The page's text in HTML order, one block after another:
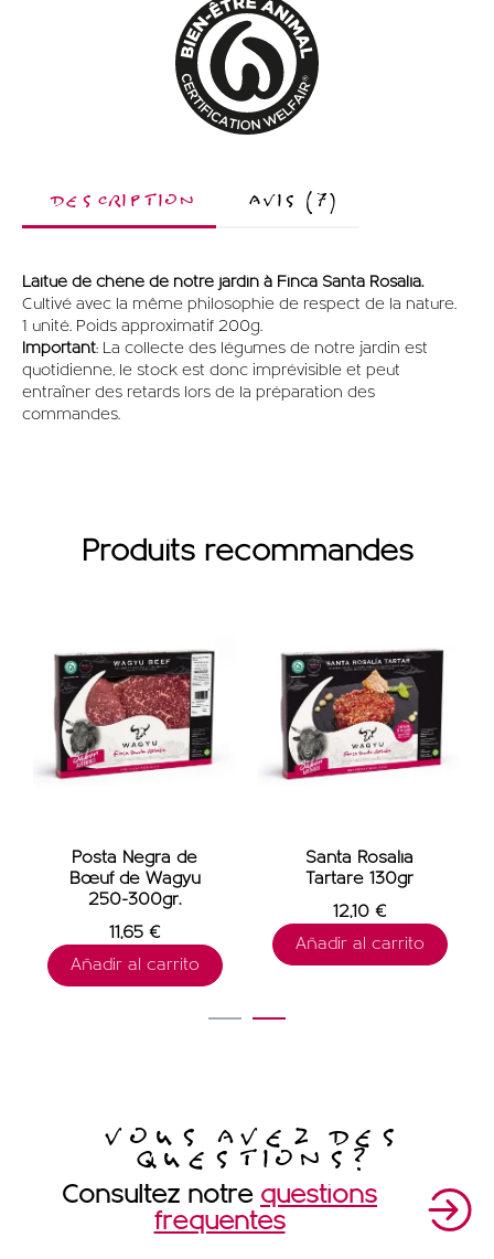
DESCRIPTION AVIS (7)
Laitue de chêne de notre jardin à Finca Santa Rosalía.
Cultivé avec la même philosophie de respect de la nature.
1 unité. Poids approximatif 200g.
Important: La collecte des légumes de notre jardin est
quotidienne, le stock est donc imprévisible et peut
entraîner des retards lors de la préparation des
commandes.
Produits recommandés
Posta Negra de
Bœuf de Wagyu
250-300gr.
11,65 €
Añadir al carrito
Santa Rosalia
Tartare 130gr
12,10 €
Añadir al carrito
VOUS AVEZ DES
QUESTIONS?
Consultez notre questions
fréquentes